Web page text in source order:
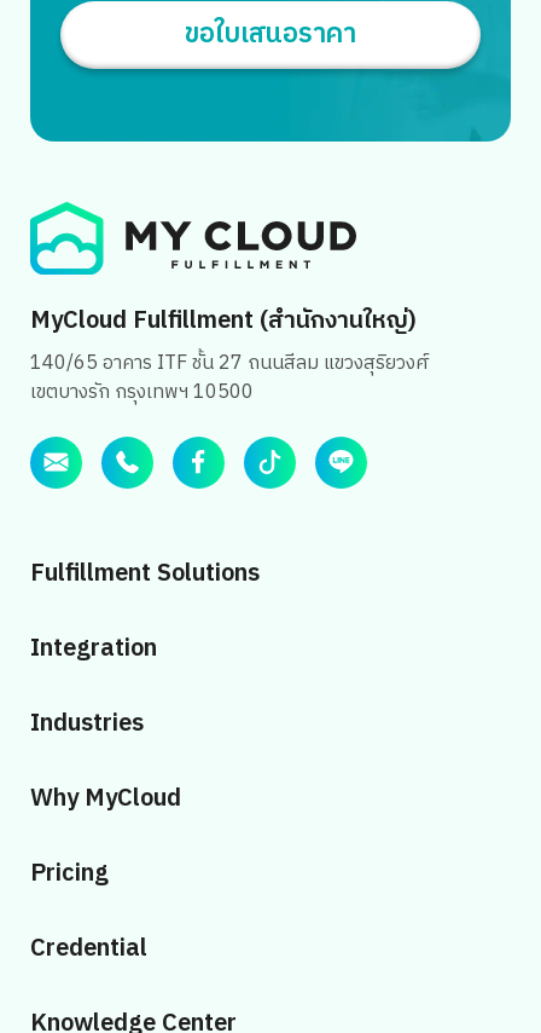
Search
for:
อาจจะรู้ดีว่าแพลตฟอร์มเหล่านี้จะมีฟีเจอร์การตลาดที่สามารถ
ทำระบบสมาชิกได้แต่ข้อจำกัดที่เป็นผลเสียต่อแบรนด์เองนั้นก็
คือ แพลตฟอร์มจะไม่อนุญาตให้นำส่งข้อมูลลูกค้าเหล่านี้ไม่ว่าจะ
ขอใบเสนอราคา
MyCloud Fulfillment (สำนักงานใหญ่)
140/65 อาคาร ITF ชั้น 27 ถนนสีลม แขวงสุริยวงศ์
เขตบางรัก กรุงเทพฯ 10500
Fulfillment Solutions
Integration
Industries
Why MyCloud
Pricing
Credential
Knowledge Center